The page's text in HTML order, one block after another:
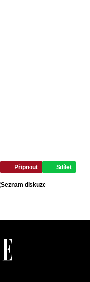
Připnout Sdílet